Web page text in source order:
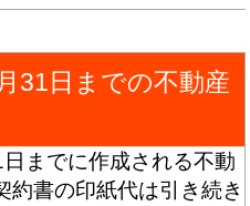
31日までの不動産
までに作成される不動
約書の印紙代は引き続き